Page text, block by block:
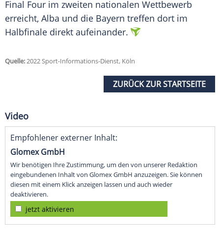
Final Four im zweiten nationalen Wettbewerb
erreicht, Alba und die Bayern treffen dort im
Halbfinale direkt aufeinander.
Quelle:2022 Sport-Informations-Dienst, Köln
ZURÜCK ZUR STARTSEITE
Video
Empfohlener externer Inhalt:
Glomex GmbH
Wir benötigen Ihre Zustimmung, um den von unserer Redaktion
eingebundenen Inhalt von Glomex GmbH anzuzeigen. Sie können
diesen mit einem Klick anzeigen lassen und auch wieder
deaktivieren.
jetzt aktivieren